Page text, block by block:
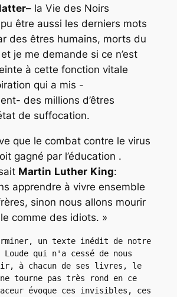
– la Vie des Noirs
être aussi les derniers mots
des êtres humains, morts du
je me demande si ce n’est
à cette fonction vitale
qui a mis -
des millions d’êtres
de suffocation.
que le combat contre le virus
gagné par l’éducation .
Martin Luther King:
apprendre à vivre ensemble
sinon nous allons mourir
comme des idiots. »
Loude qui n'a cessé de nous
à chacun de ses livres, le
tourne pas très rond en ce
évoque ces invisibles, ces